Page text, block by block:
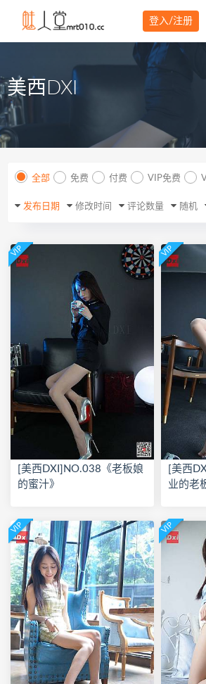
登入/注册
美西DXI
全部 免费 付费 VIP免费
发布日期 修改时间 评论数量 随机
VIP
[美西DXI]NO.038《老板娘
的蜜汁》
VIP
[美西
业的老
VIP VIP